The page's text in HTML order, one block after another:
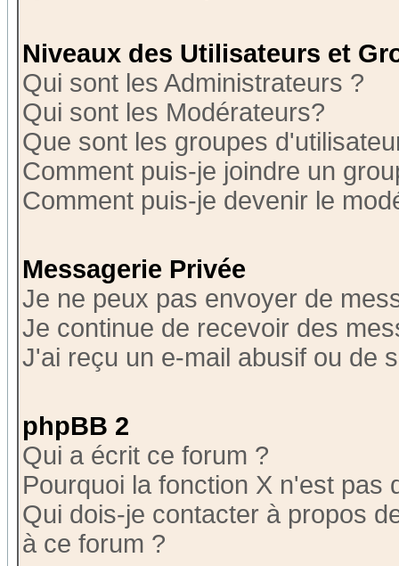
Niveaux des Utilisateurs et
Qui sont les Administrateurs ?
Qui sont les Modérateurs?
Que sont les groupes
Comment puis-je joindre un
Comment puis-je devenir le
Messagerie Privée
Je ne peux pas envoyer de
Je continue de recevoir des
J'ai reçu un e-mail abusif ou de
phpBB 2
Qui a écrit ce forum ?
Pourquoi la fonction X n'est pas
Qui dois-je contacter à propos
à ce forum ?